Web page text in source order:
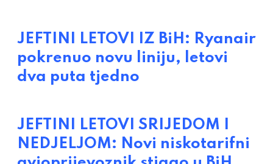
JEFTINI LETOVI IZ BiH: Ryanair
pokrenuo novu liniju, letovi
dva puta tjedno
JEFTINI LETOVI SRIJEDOM I
NEDJELJOM: Novi niskotarifni